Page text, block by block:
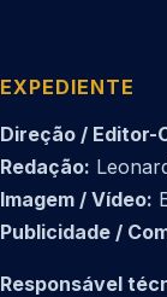
EXPEDIENTE
Direção / Editor-
Redação:
Imagem / Vídeo:
Publicidade /
Responsável